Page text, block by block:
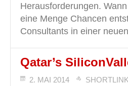
Herausforderungen.
eine Menge Chancen
Consultants in einer
Qatar’s
2. MAI 2014 SHORTLINK